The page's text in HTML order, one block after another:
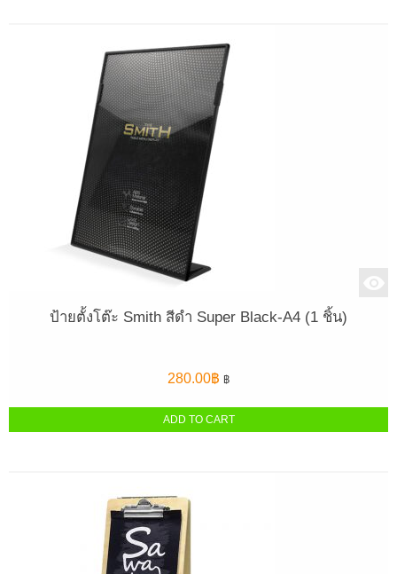
ป้ายตั้งโต๊ะ Smith สีดำ Super Black-A4 (1 ชิ้น)
280.00฿ ฿
ADD TO CART